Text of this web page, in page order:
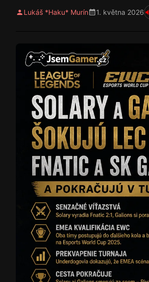
Lukáš *Haku* Murín 1. května 2026